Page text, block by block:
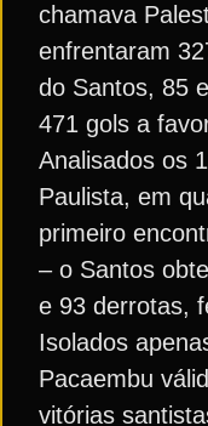
chamava
enfrentaram
do Santos, 85
471 gols a
Analisados os
Paulista, em
primeiro
– o Santos
e 93 derrotas,
Isolados
Pacaembu
vitórias